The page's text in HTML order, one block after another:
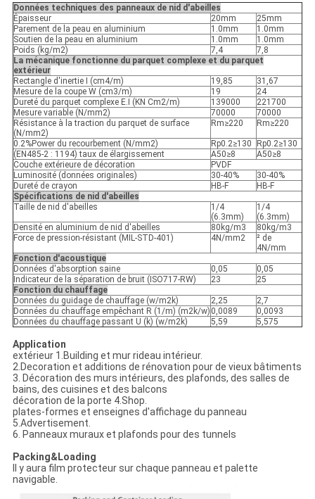
Données techniques des panneaux de nid d'abeilles
Épaisseur
20mm
25mm
Parement de la peau en aluminium
1.0mm
1.0mm
Soutien de la peau en aluminium
1.0mm
1.0mm
Poids (kg/m2)
7,4
7,8
La mécanique fonctionne du parquet complexe et du parquet
extérieur
Rectangle d'inertie I (cm4/m)
19,85
31,67
Mesure de la coupe W (cm3/m)
19
24
Dureté du parquet complexe E.I (KN Cm2/m)
139000
221700
Mesure variable (N/mm2)
70000
70000
Résistance à la traction du parquet de surface
(N/mm2)
Rm≥220 Rm≥220
0.2%Power du recourbement (N/mm2) Rp0.2≥130
Rp0.2≥130
(EN485-2 : 1194) taux de élargissement
A50≥8
A50≥8
Couche extérieure de décoration
PVDF
Luminosité (données originales)
30-40%
30-40%
Dureté de crayon
HB-F
HB-F
Spécifications de nid d'abeilles
Taille de nid d'abeilles
1/4
(6.3mm)
1/4
(6.3mm)
Densité en aluminium de nid d'abeilles
80kg/m3
80kg/m3
Force de pression-résistant (MIL-STD-401)
4N/mm2
² de
4N/mm
Fonction d'acoustique
Données d'absorption saine
0,05
0,05
Indicateur de la séparation de bruit (ISO717-RW)
23
25
Fonction du chauffage
Données du guidage de chauffage (w/m2k)
2,25
2,7
Données du chauffage empêchant R (1/m) (m2k/w) 0,0089
0,0093
Données du chauffage passant U (k) (w/m2k)
5,59 5,575
Application
extérieur 1.Building et mur rideau intérieur.
2.Decoration et additions de rénovation pour de vieux bâtiments
3. Décoration des murs intérieurs, des plafonds, des salles de
bains, des cuisines et des balcons
décoration de la porte 4.Shop.
plates-formes et enseignes d'affichage du panneau
5.Advertisement.
6. Panneaux muraux et plafonds pour des tunnels
Packing&Loading
Il y aura film protecteur sur chaque panneau et palette
navigable.